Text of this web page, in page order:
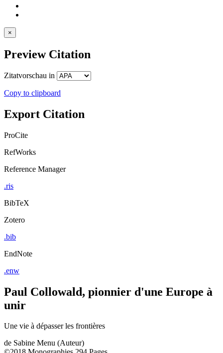
×
Preview Citation
Zitatvorschau in
Copy to clipboard
Export Citation
ProCite
RefWorks
Reference Manager
.ris
BibTeX
Zotero
.bib
EndNote
.enw
Paul Collowald, pionnier d'une Europe à
unir
Une vie à dépasser les frontières
de Sabine Menu (Auteur)